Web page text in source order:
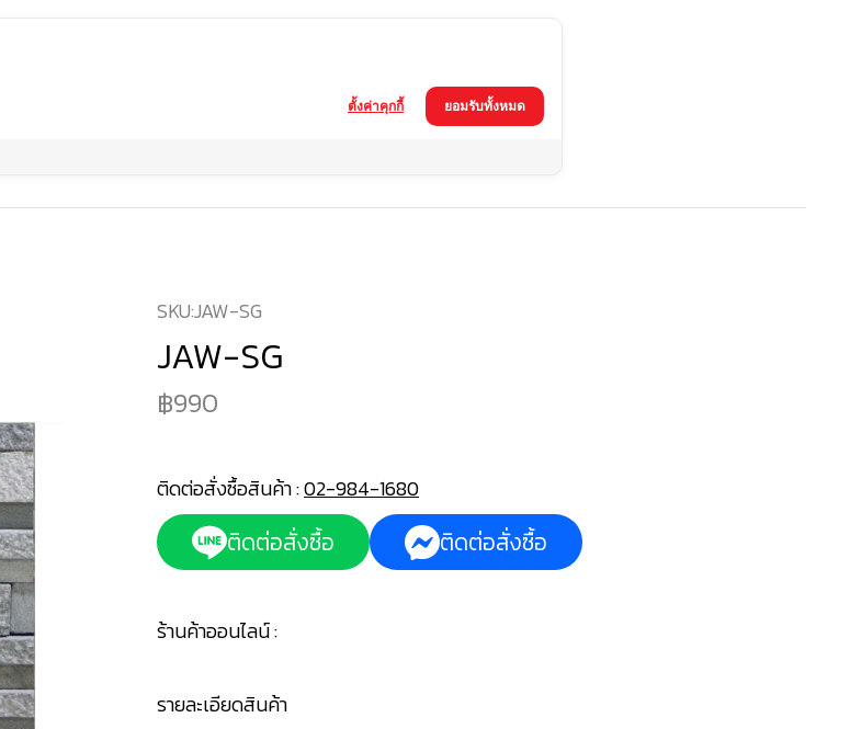
SKU:JAW-SG
JAW-SG
990
ติดต่อสั่งซื้อสินค้า :02-984-1680
ติดต่อสั่งซื้อ ติดต่อสั่งซื้อ
ร้านค้าออนไลน์ :
รายละเอียดสินค้า
ยอมรับทั้งหมด
ตั้งค่าคุกกี้